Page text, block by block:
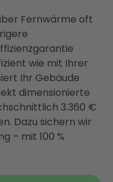
Fernwärme oft
wie mit Ihrer
Ihr Gebäude
dimensionierte
3.360 €
Dazu sichern wir
– mit 100 %